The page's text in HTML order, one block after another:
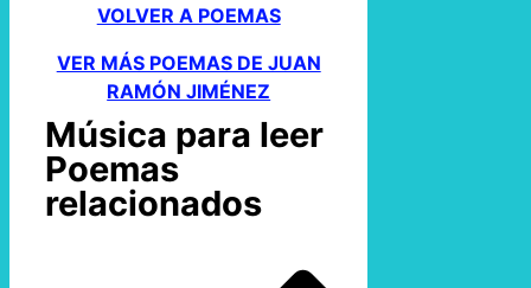
VOLVER A POEMAS
VER MÁS POEMAS DE JUAN
RAMÓN JIMÉNEZ
Música para leer
Poemas
relacionados